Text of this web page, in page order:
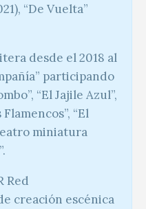
“De Vuelta”
desde el 2018 al
participando
“El Jajile Azul”,
“El
miniatura
Red
creación escénica